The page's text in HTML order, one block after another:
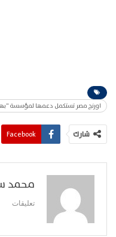
اورنچ مصر تستكمل دعمها لمؤسسة
شارك Facebook
محمد
تعليقات